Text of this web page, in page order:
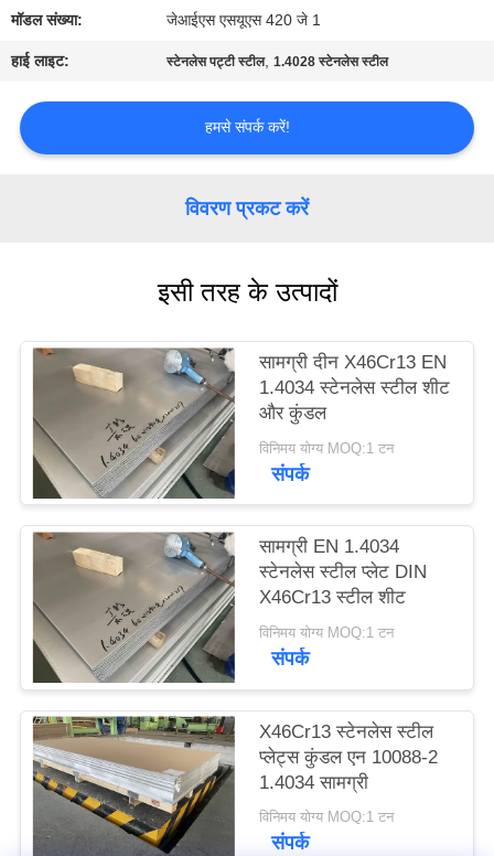
संपर्क
एक
साइटमैप
PRIVACY
POLICY
मॉडल संख्या: जेआईएस एसयूएस 420 जे 1
हाई लाइट: स्टेनलेस पट्टी स्टील,1.4028 स्टेनलेस स्टील
हमसे संपर्क करें!
विवरण प्रकट करें
इसी तरह के उत्पादों
सामग्री दीन X46Cr13 EN
1.4034 स्टेनलेस स्टील शीट
और कुंडल
विनिमय योग्य MOQ:1 टन
संपर्क
सामग्री EN 1.4034
स्टेनलेस स्टील प्लेट DIN
X46Cr13 स्टील शीट
विनिमय योग्य MOQ:1 टन
संपर्क
X46Cr13 स्टेनलेस स्टील
प्लेट्स कुंडल एन 10088-2
1.4034 सामग्री
विनिमय योग्य MOQ:1 टन
संपर्क